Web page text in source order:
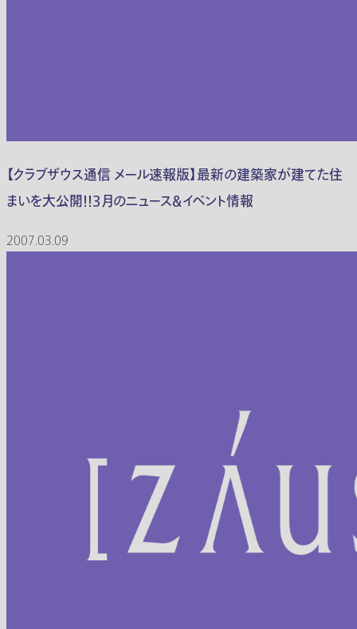
【クラブザウス通信 メール速報版】最新の建築家が建てた住
まいを大公開!!3月のニュース＆イベント情報
2007.03.09